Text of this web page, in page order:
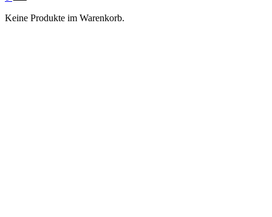
Keine Produkte im Warenkorb.